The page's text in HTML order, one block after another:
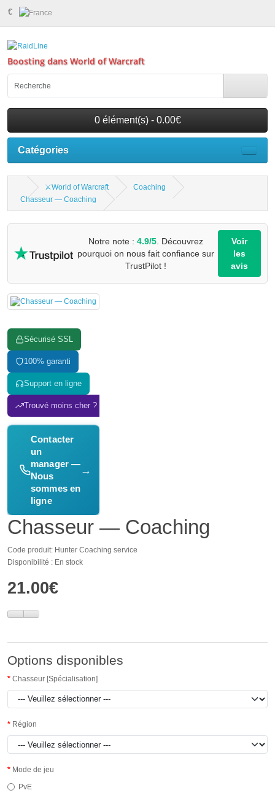
€
Boosting dans World of Warcraft
0 élément(s) - 0.00€
Catégories
⚔️World of Warcraft
Coaching
Chasseur — Coaching
Notre note : 4.9/5. Découvrez
pourquoi on nous fait confiance sur
TrustPilot !
Voir
les
avis
Sécurisé SSL
100% garanti
Support en ligne
Trouvé moins cher ? On s'aligne !
Contacter
un
manager —
Nous
sommes en
ligne
→
Chasseur — Coaching
Code produit: Hunter Coaching service
Disponibilité : En stock
21.00€
Options disponibles
Chasseur [Spécialisation]
Région
Mode de jeu
PvE